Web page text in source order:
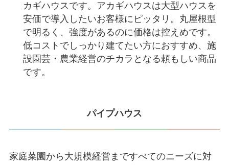
カギハウスです。アカギハウスは大型ハウスを
安価で導入したいお客様にピッタリ。丸屋根型
で明るく、強度があるのに価格は控えめです。
低コストでしっかり建てたい方におすすめ、施
設園芸・農業経営のチカラとなる頼もしい商品
です。
パイプハウス
家庭菜園から大規模経営まですべてのニーズに対